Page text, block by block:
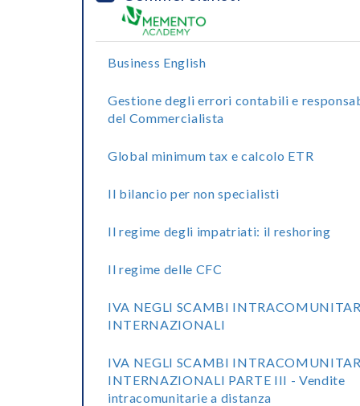
Business English
Gestione degli errori contabili e
del Commercialista
Global minimum tax e calcolo ETR
Il bilancio per non specialisti
Il regime degli impatriati: il reshoring
Il regime delle CFC
IVA NEGLI SCAMBI
INTERNAZIONALI
IVA NEGLI SCAMBI
INTERNAZIONALI PARTE III - Vendite
intracomunitarie a distanza